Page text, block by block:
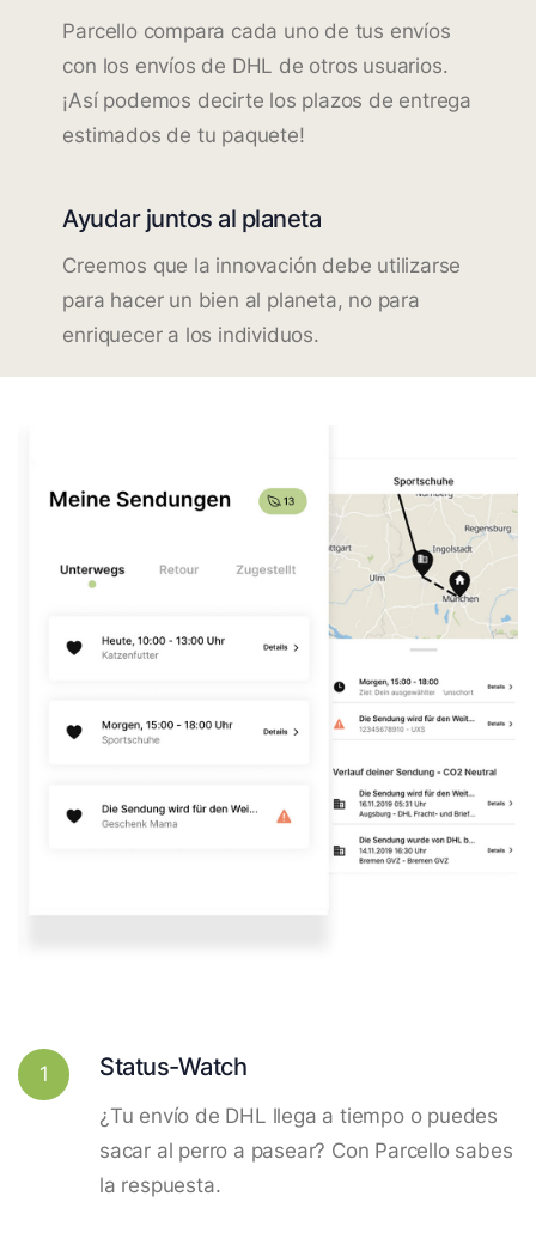
Parcello compara cada uno de tus envíos
con los envíos de DHL de otros usuarios.
¡Así podemos decirte los plazos de entrega
estimados de tu paquete!
Ayudar juntos al planeta
Creemos que la innovación debe utilizarse
para hacer un bien al planeta, no para
enriquecer a los individuos.
1 Status-Watch
¿Tu envío de DHL llega a tiempo o puedes
sacar al perro a pasear? Con Parcello sabes
la respuesta.